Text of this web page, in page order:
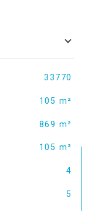
33770
105 m²
869 m²
105 m²
4
5